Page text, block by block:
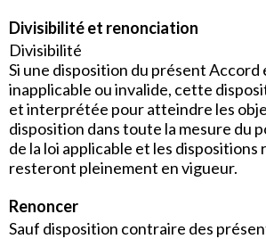
Divisibilité et renonciation
Divisibilité
Si une disposition du présent Accord
inapplicable ou invalide, cette
et interprétée pour atteindre les
disposition dans toute la mesure du
de la loi applicable et les dispositions
resteront pleinement en vigueur.
Renoncer
Sauf disposition contraire des